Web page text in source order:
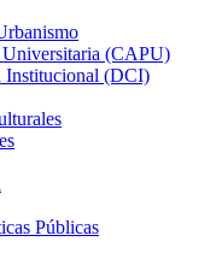
Universitaria (CAPU)
Institucional (DCI)
Públicas